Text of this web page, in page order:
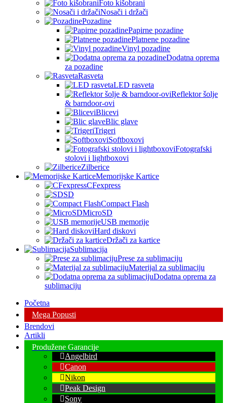
Foto kišobrani
Nosači i držači
Pozadine
Papirne pozadine
Platnene pozadine
Vinyl pozadine
Dodatna oprema
za pozadine
Rasveta
LED rasveta
Reflektor šolje
& barndoor-ovi
Blicevi
Blic glave
Trigeri
Softboxovi
Fotografski
stolovi i lightboxovi
Zilberice
Memorijske Kartice
CFexpress
SD
Compact Flash
MicroSD
USB memorije
Hard diskovi
Držači za kartice
Sublimacija
Prese za sublimaciju
Materijal za sublimaciju
Dodatna oprema za
sublimaciju
Početna
Mega Popusti
Brendovi
Artikli
Produžene Garancije
Angelbird
Canon
Nikon
Peak Design
Sony